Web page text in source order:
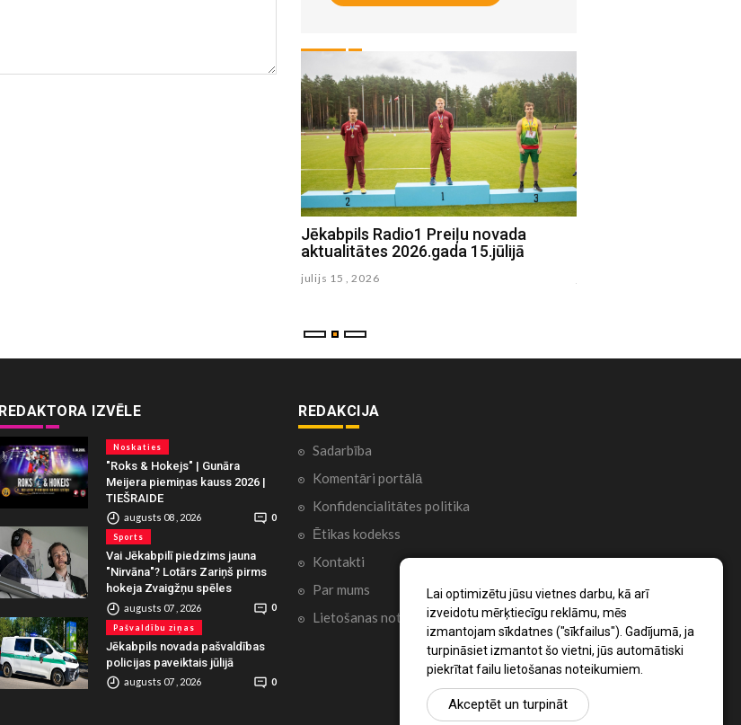
Lai optimizētu jūsu vietnes darbu, kā arī
izveidotu mērķtiecīgu reklāmu, mēs
izmantojam sīkdatnes ("sīkfailus"). Gadījumā, ja
turpināsiet izmantot šo vietni, jūs automātiski
piekrītat failu lietošanas noteikumiem.
Akceptēt un turpināt
Jēkabpils Radio1 Preiļu novada
aktualitātes 2026.gada 15.jūlijā
julijs 15 , 2026
REDAKTORA IZVĒLE
Noskaties
"Roks & Hokejs" | Gunāra
Meijera piemiņas kauss 2026 |
TIEŠRAIDE
augusts 08 , 2026 0
Sports
Vai Jēkabpilī piedzims jauna
"Nirvāna"? Lotārs Zariņš pirms
hokeja Zvaigžņu spēles
augusts 07 , 2026 0
Pašvaldību ziņas
Jēkabpils novada pašvaldības
policijas paveiktais jūlijā
augusts 07 , 2026 0
REDAKCIJA
Sadarbība
Komentāri portālā
Konfidencialitātes politika
Ētikas kodekss
Kontakti
Par mums
Lietošanas noteikumi